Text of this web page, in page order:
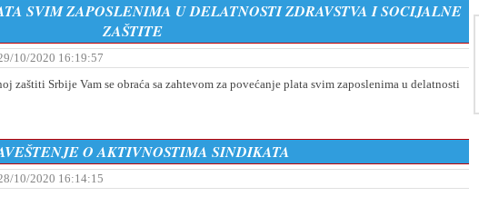
SVIM ZAPOSLENIMA U DELATNOSTI ZDRAVSTVA I SOCIJALNE
ZAŠTITE
10/2020 16:19:57
zaštiti Srbije Vam se obraća sa zahtevom za povećanje plata svim zaposlenima u delatnosti
O AKTIVNOSTIMA SINDIKATA
10/2020 16:14:15